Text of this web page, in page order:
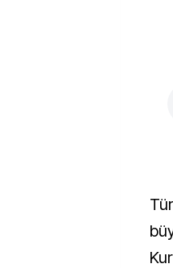
Türkiye ekonomisi, yılın üçüncü çeyreğine ait